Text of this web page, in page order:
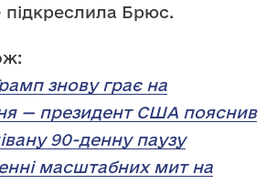
підкреслила Брюс.
знову грає на
— президент США пояснив
90-денну паузу
масштабних мит на